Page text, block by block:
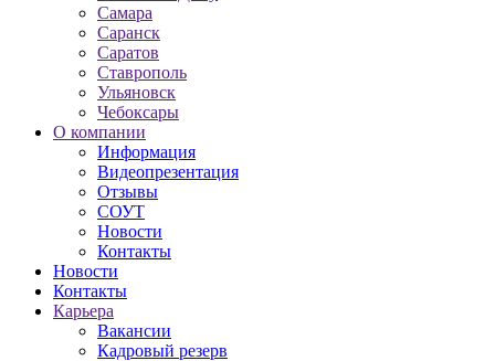
Самара
Саранск
Саратов
Ставрополь
Ульяновск
Чебоксары
О компании
Информация
Видеопрезентация
Отзывы
СОУТ
Новости
Контакты
Новости
Контакты
Карьера
Вакансии
Кадровый резерв